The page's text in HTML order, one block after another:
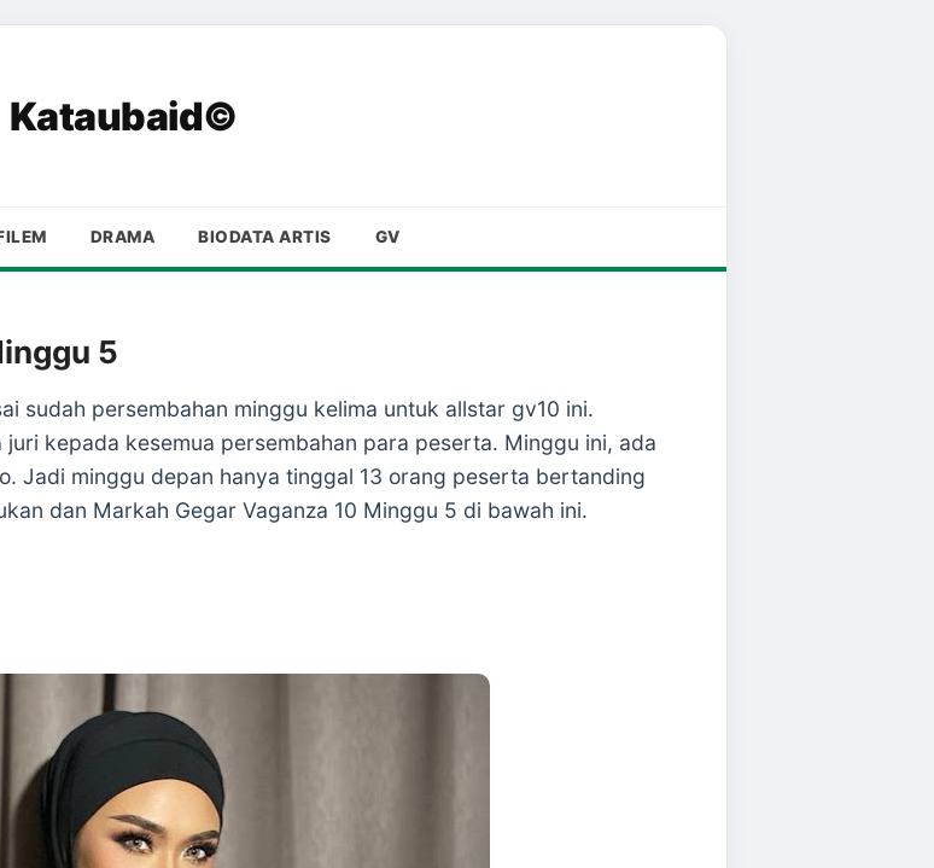
Kataubaid©
DRAMA BIODATA ARTIS GV
5
sudah persembahan minggu kelima untuk allstar gv10 ini.
kepada kesemua persembahan para peserta. Minggu ini, ada
Jadi minggu depan hanya tinggal 13 orang peserta bertanding
dan Markah Gegar Vaganza 10 Minggu 5 di bawah ini.